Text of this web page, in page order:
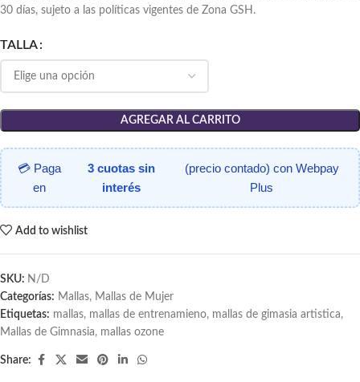
30 días, sujeto a las políticas vigentes de Zona GSH.
TALLA
AGREGAR AL CARRITO
💳 Paga
en
3 cuotas sin
interés
(precio contado) con Webpay
Plus
Add to wishlist
SKU: N/D
Categorías: Mallas, Mallas de Mujer
Etiquetas: mallas, mallas de entrenamieno, mallas de gimasia artistica,
Mallas de Gimnasia, mallas ozone
Share: